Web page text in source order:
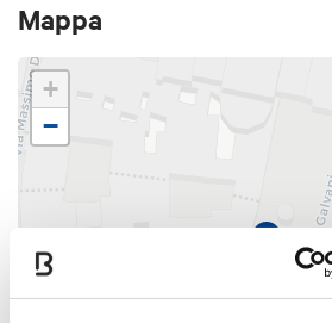
Scoprendo
scendere neglispazi privati della
celeberrima perchè custodisce il
Petronio
– e della
riposa
Elisa Bonaparte
, sorella di
Una scala ben nascosta ci porterà
Mappa
1
+
−